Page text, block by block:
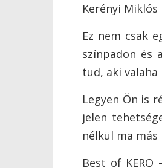
Kerényi Miklós
Ez nem csak
színpadon és
tud, aki
Legyen Ön is
jelen
nélkül ma más
Best of KERO